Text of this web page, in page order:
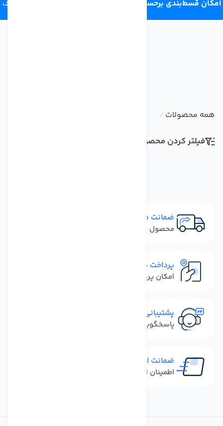
امکان قسط‌بندی برحسب اعتبار ترب‌پی 4 قسط ماهانه. بدون سود،
همه محصولات /
فیلتر کردن محصولات
ضمانت مرجوعی
محصول نباید آسیب دیده باشد
پرداخت در محل
امکان پرداخت کل فاکتور در محل
پشتیبانی سریع
پاسخگویی سریع به تماس‌ها و پیام‌ها
ضمانت اصل بودن کالا
اطمینان از خرید کالای اورجینال